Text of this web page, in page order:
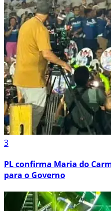
3
PL confirma Maria do
para o Governo